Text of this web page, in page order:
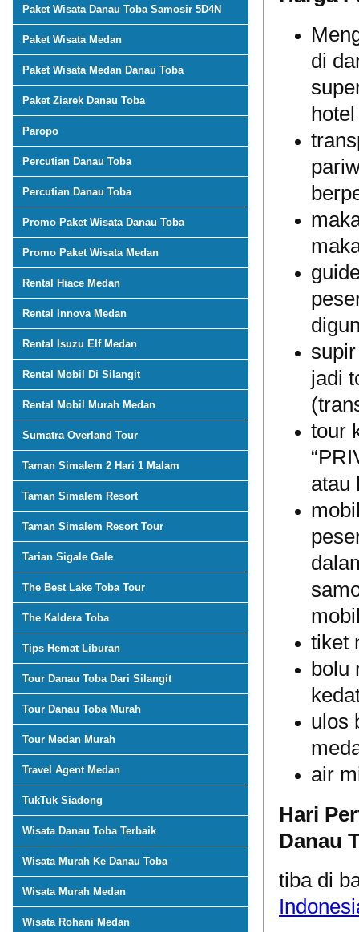
Paket Wisata Danau Toba Samosir 5D4N
Paket Wisata Medan
Paket Wisata Medan Danau Toba
Paket Ziarek Danau Toba
Paropo
Percutian Danau Toba
Percutian Danau Toba
Promo Paket Wisata Danau Toba
Promo Paket Wisata Medan
Rental Hiace Medan
Rental Innova Medan
Rental Isuzu Elf Medan
Rental Mobil Di Silangit
Rental Mobil Murah Medan
Sumatra Overland Tour
Taman Simalem 2 Hari 1 Malam
Taman Simalem Resort
Taman Simalem Resort Tour
Tarian Sigale Gale
The Best Lake Toba Tour
The Kaldera Toba
Tips Hemat Liburan
Tour Danau Toba Dari Silangit
Tour Danau Toba Murah
Tour Medan Murah
Travel Agent Medan
TukTuk Siadong
Wisata Danau Toba Terbaik
Wisata Murah Ke Danau Toba
Wisata Murah Medan
Wisata Rohani Medan
di
jadi
tour
atau
tiket
bolu
ulos
air
Hari
Danau
tiba di